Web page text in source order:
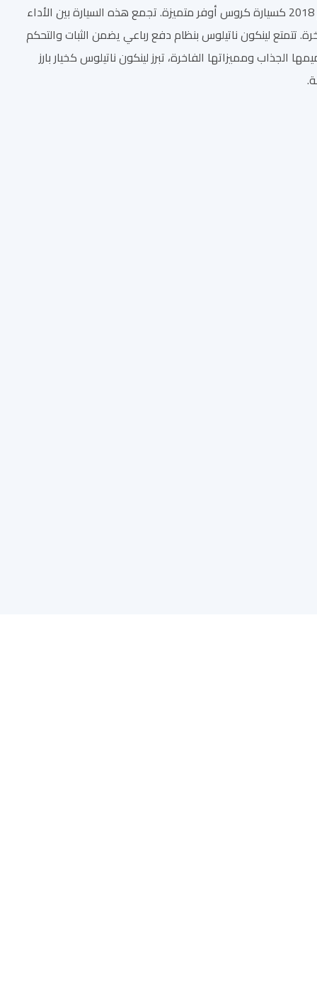
تعتبر سيارة لينكون ناتيلوس رمزًا للأناقة العصرية والأداء الفاخر، حيث ظهرت لأول مرة في عام 2018 كسيارة كروس أوفر متميزة. تجمع هذه السيارة بين الأداء
تتمتع لينكون ناتيلوس بنظام دفع رباعي يضمن الثبات والتحكم
ومميزاتها الفاخرة، تبرز لينكون ناتيلوس كخيار بارز